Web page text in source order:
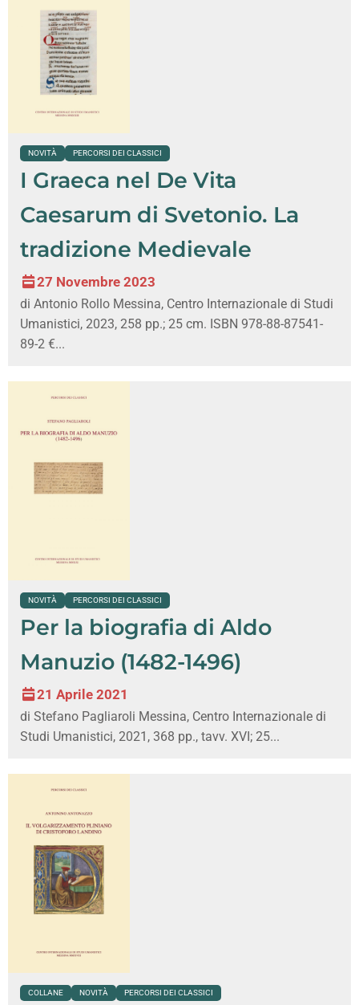
NOVITÀ PERCORSI DEI CLASSICI
I Graeca nel De Vita
Caesarum di Svetonio. La
tradizione Medievale
27 Novembre 2023
di Antonio Rollo Messina, Centro Internazionale di Studi
Umanistici, 2023, 258 pp.; 25 cm. ISBN 978-88-87541-
89-2 €...
NOVITÀ PERCORSI DEI CLASSICI
Per la biografia di Aldo
Manuzio (1482-1496)
21 Aprile 2021
di Stefano Pagliaroli Messina, Centro Internazionale di
Studi Umanistici, 2021, 368 pp., tavv. XVI; 25...
COLLANE NOVITÀ PERCORSI DEI CLASSICI